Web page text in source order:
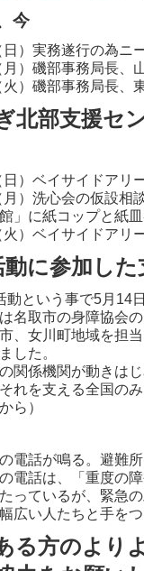
今
）実務遂行の為ニ
）磯部事務局長、
）磯部事務局長、
北部支援セ
）ベイサイドアリ
）洗心会の仮設相
」に紙コップと紙
）ベイサイドアリ
動に参加し
という事で5月14
名取市の身障協会
、女川町地域を担
した。
関係機関が動きは
れを支える全国の
ら）
電話が鳴る。避難
電話は、「重度の
っているが、緊急
広い人たちと手を
る方のより